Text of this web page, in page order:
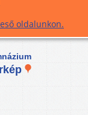
oldalunkon.